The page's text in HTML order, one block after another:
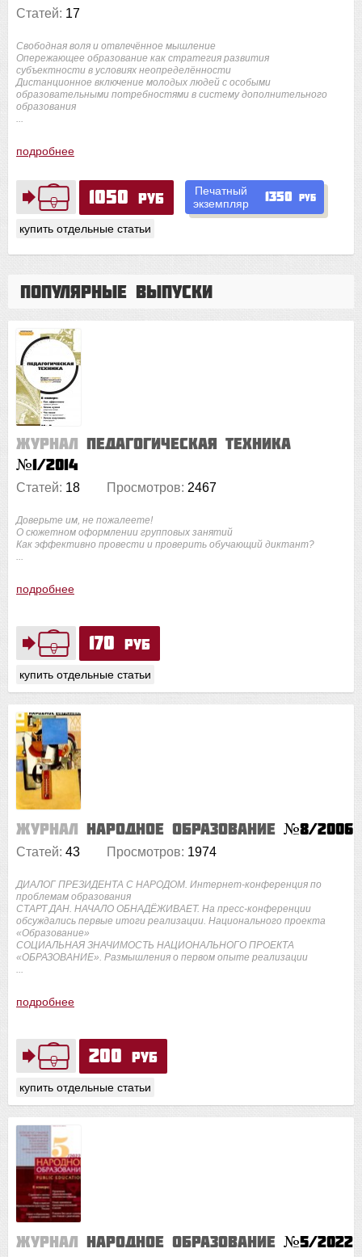
1050 руб
купить отдельные статьи
Печатный
экземпляр
1350 руб
Статей: 17
Свободная воля и отвлечённое мышление
Опережающее образование как стратегия развития
субъектности в условиях неопределённости
Дистанционное включение молодых людей с особыми
образовательными потребностями в систему дополнительного
образования
подробнее
Популярные выпуски
170 руб
купить отдельные статьи
Журнал Педагогическая техника
№1/2014
Статей: 18 Просмотров: 2467
Доверьте им, не пожалеете!
О сюжетном оформлении групповых занятий
Как эффективно провести и проверить обучающий диктант?
подробнее
200 руб
купить отдельные статьи
Журнал Народное образование №8/2006
Статей: 43 Просмотров: 1974
ДИАЛОГ ПРЕЗИДЕНТА С НАРОДОМ. Интернет-конференция по
проблемам образования
СТАРТ ДАН. НАЧАЛО ОБНАДЁЖИВАЕТ. На пресс-конференции
обсуждались первые итоги реализации. Национального проекта
«Образование»
СОЦИАЛЬНАЯ ЗНАЧИМОСТЬ НАЦИОНАЛЬНОГО ПРОЕКТА
«ОБРАЗОВАНИЕ». Размышления о первом опыте реализации
подробнее
Журнал Народное образование №5/2022